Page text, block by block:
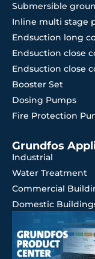
Submersible
Inline multi stage
Endsuction long
Endsuction close
Endsuction close
Booster Set
Dosing Pumps
Fire Protection
Grundfos
Industrial
Water Treatment
Commercial
Domestic